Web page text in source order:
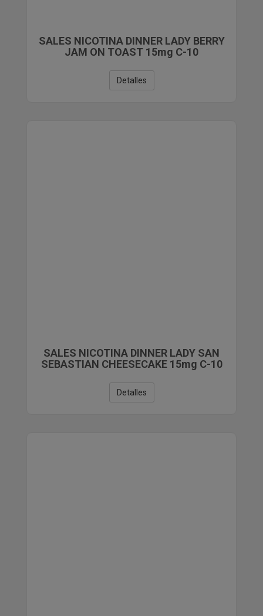
SALES NICOTINA DINNER LADY BERRY
JAM ON TOAST 15mg C-10
Detalles
SALES NICOTINA DINNER LADY SAN
SEBASTIAN CHEESECAKE 15mg C-10
Detalles